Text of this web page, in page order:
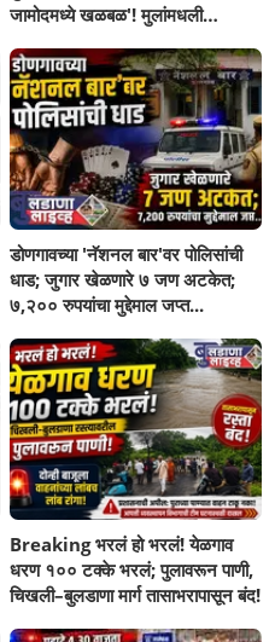
जामोदमध्ये खळबळ'! मुलांमधली
डोणगावच्या 'नॅशनल बार'वर पोलिसांची
धाड; जुगार खेळणारे ७ जण अटकेत;
७,२०० रुपयांचा मुद्देमाल जप्त...
Breaking भरलं हो भरलं! येळगाव
धरण १०० टक्के भरलं; पुलावरून पाणी,
चिखली–बुलडाणा मार्ग तासाभरापासून बंद!